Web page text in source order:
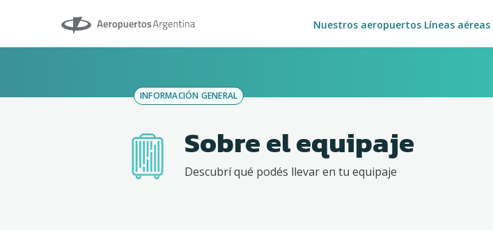
Aeropuertos Argentina Nuestros aeropuertos Líneas aéreas
INFORMACIÓN GENERAL
Sobre el equipaje
Descubrí qué podés llevar en tu equipaje